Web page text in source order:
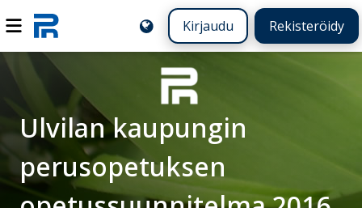
Kirjaudu Rekisteröidy
Ulvilan kaupungin
perusopetuksen